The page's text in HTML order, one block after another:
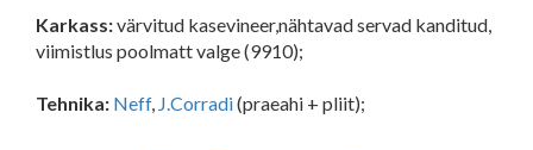
Karkass:värvitud kasevineer,nähtavad servad kanditud,
viimistlus poolmatt valge (9910);
Tehnika: Neff, J.Corradi(praeahi + pliit);